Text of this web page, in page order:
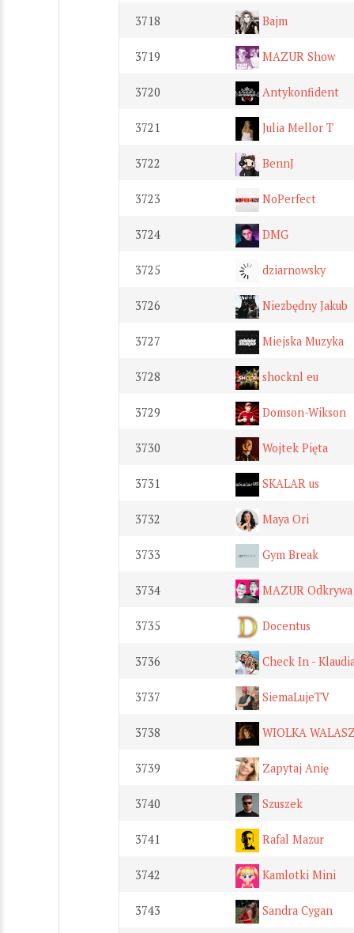
3718 Bajm
3719 MAZUR Show
3720 Antykonfident
3721 Julia Mellor T
3722 BennJ
3723 NoPerfect
3724 DMG
3725 dziarnowsky
3726 Niezbędny Jakub
3727 Miejska Muzyka
3728 shocknl eu
3729 Domson-Wikson
3730 Wojtek Pięta
3731 SKALAR us
3732 Maya Ori
3733 Gym Break
3734 MAZUR Odkrywa
3735 Docentus
3736 Check In -
3737 SiemaLujeTV
3738 WIOLKA
3739 Zapytaj Anię
3740 Szuszek
3741 Rafal Mazur
3742 Kamlotki Mini
3743 Sandra Cygan